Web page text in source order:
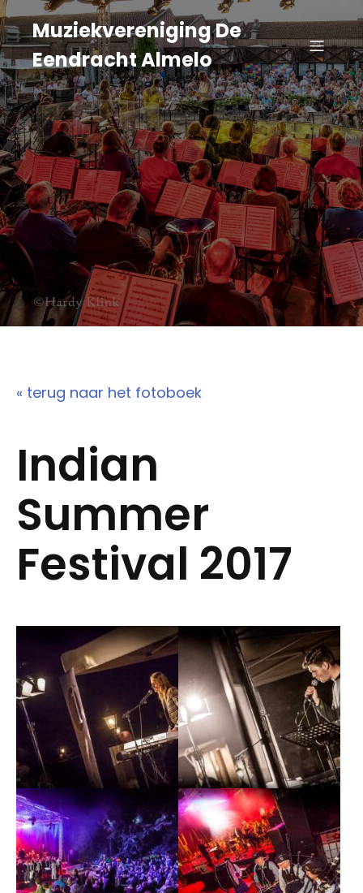
Muziekvereniging De
Eendracht Almelo
« terug naar het fotoboek
Indian
Summer
Festival 2017